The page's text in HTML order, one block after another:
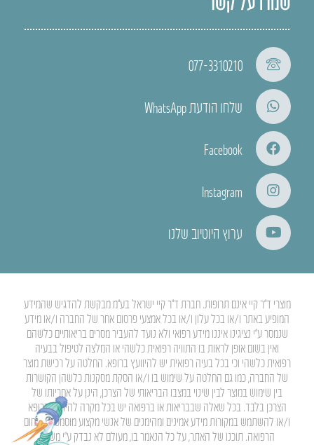
077-3310210
שלחו הודעת WhatsApp
Facebook
Instagram
ערוץ היוטיוב שלנו
מוצרי ד”ר קיי אינם תרופות. חברת ד”ר קיי ישראל בע”מ מבקשת להדגיש שהמידע
המופיע באתר ו/או בכל עלון ו/או בכל אמצעי פרסום אחר של החברה ו/או מידע
שנמסר ע”י נציגינו איננו מידע רפואי ולא נועד להעביר מסרים בריאותיים כלשהם
ואין בשום אופן לראות בו התוויה רפואית כלשהי או המלצה לטיפול בבעיה
רפואית כלשהי וכי בכל בעיה רפואית יש להיוועץ ברופא. החלטה על רכישת מוצר
של החברה, כמו גם החלטה על שימוש בו ו/או הסקת מסקנות כלשהן הקושרות
בין שימוש במוצר לבין שינוי במצבו הבריאותי של הצרכן, הינן על אחריותו של
הצרכן בלבד. בכל שאלה שבבריאות או ברפואה יש בכל מקרה להיוועץ ברופא
ו/או להשתמש במקורות מידע אמינים ומהימנים של אנשי מקצוע מוסמכים בתחום
הרפואה. תוכנו של האתר, על כל הנאמר בו, מעולם לא נבדק ע”י משרד